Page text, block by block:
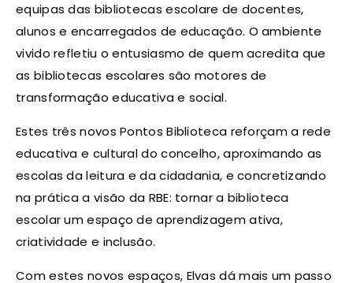
equipas das bibliotecas escolare de docentes,
alunos e encarregados de educação. O ambiente
vivido refletiu o entusiasmo de quem acredita que
as bibliotecas escolares são motores de
transformação educativa e social.
Estes três novos Pontos Biblioteca reforçam a rede
educativa e cultural do concelho, aproximando as
escolas da leitura e da cidadania, e concretizando
na prática a visão da RBE: tornar a biblioteca
escolar um espaço de aprendizagem ativa,
criatividade e inclusão.
Com estes novos espaços, Elvas dá mais um passo